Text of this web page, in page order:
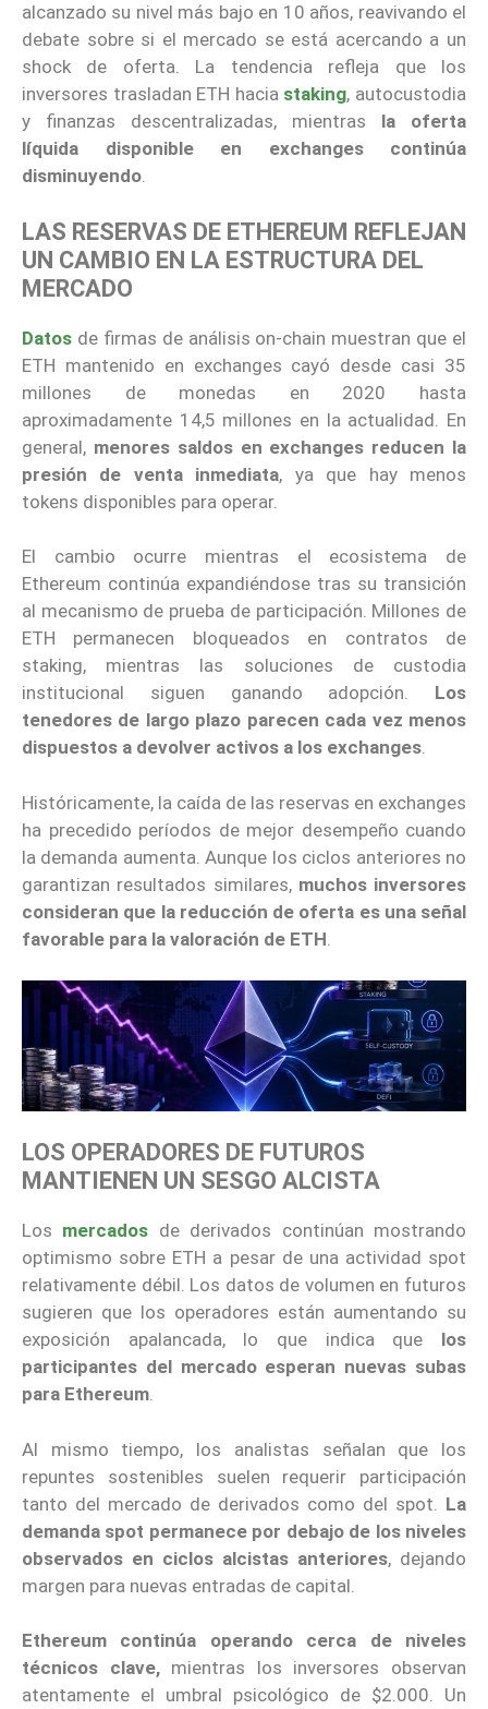
alcanzado su nivel más bajo en 10 años, reavivando el
debate sobre si el mercado se está acercando a un
shock de oferta. La tendencia refleja que los
inversores trasladan ETH hacia staking, autocustodia
y finanzas descentralizadas, mientras la oferta
líquida disponible en exchanges continúa
disminuyendo.
LAS RESERVAS DE ETHEREUM REFLEJAN
UN CAMBIO EN LA ESTRUCTURA DEL
MERCADO
Datos de firmas de análisis on-chain muestran que el
ETH mantenido en exchanges cayó desde casi 35
millones de monedas en 2020 hasta
aproximadamente 14,5 millones en la actualidad. En
general, menores saldos en exchanges reducen la
presión de venta inmediata, ya que hay menos
tokens disponibles para operar.
El cambio ocurre mientras el ecosistema de
Ethereum continúa expandiéndose tras su transición
al mecanismo de prueba de participación. Millones de
ETH permanecen bloqueados en contratos de
staking, mientras las soluciones de custodia
institucional siguen ganando adopción. Los
tenedores de largo plazo parecen cada vez menos
dispuestos a devolver activos a los exchanges.
Históricamente, la caída de las reservas en exchanges
ha precedido períodos de mejor desempeño cuando
la demanda aumenta. Aunque los ciclos anteriores no
garantizan resultados similares, muchos inversores
consideran que la reducción de oferta es una señal
favorable para la valoración de ETH
LOS OPERADORES DE FUTUROS
MANTIENEN UN SESGO ALCISTA
Los mercados de derivados continúan mostrando
optimismo sobre ETH a pesar de una actividad spot
relativamente débil. Los datos de volumen en futuros
sugieren que los operadores están aumentando su
exposición apalancada, lo que indica que los
participantes del mercado esperan nuevas subas
para Ethereum.
Al mismo tiempo, los analistas señalan que los
repuntes sostenibles suelen requerir participación
tanto del mercado de derivados como del spot. La
demanda spot permanece por debajo de los niveles
observados en ciclos alcistas anteriores, dejando
margen para nuevas entradas de capital.
Ethereum continúa operando cerca de niveles
técnicos clave,mientras los inversores observan
atentamente el umbral psicológico de $2.000. Un